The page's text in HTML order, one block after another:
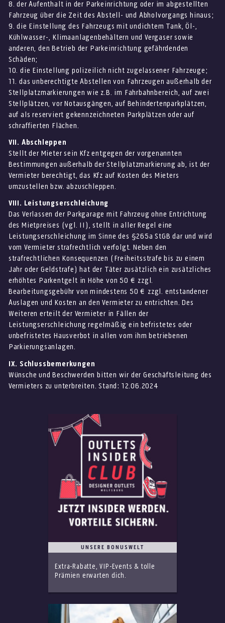
8. der Aufenthalt in der Parkeinrichtung oder im abgestellten
Fahrzeug über die Zeit des Abstell- und Abholvorgangs hinaus;
9. die Einstellung des Fahrzeugs mit undichtem Tank, Öl-,
Kühlwasser-, Klimaanlagenbehältern und Vergaser sowie
anderen, den Betrieb der Parkeinrichtung gefährdenden
Schäden;
10. die Einstellung polizeilich nicht zugelassener Fahrzeuge;
11. das unberechtigte Abstellen von Fahrzeugen außerhalb der
Stellplatzmarkierungen wie z.B. im Fahrbahnbereich, auf zwei
Stellplätzen, vor Notausgängen, auf Behindertenparkplätzen,
auf als reserviert gekennzeichneten Parkplätzen oder auf
schraffierten Flächen.
VII. Abschleppen
Stellt der Mieter sein Kfz entgegen der vorgenannten
Bestimmungen außerhalb der Stellplatzmarkierung ab, ist der
Vermieter berechtigt, das Kfz auf Kosten des Mieters
umzustellen bzw. abzuschleppen.
VIII. Leistungserschleichung
Das Verlassen der Parkgarage mit Fahrzeug ohne Entrichtung
des Mietpreises (vgl. II), stellt in aller Regel eine
Leistungserschleichung im Sinne des §265a StGB dar und wird
vom Vermieter strafrechtlich verfolgt. Neben den
strafrechtlichen Konsequenzen (Freiheitsstrafe bis zu einem
Jahr oder Geldstrafe) hat der Täter zusätzlich ein zusätzliches
erhöhtes Parkentgelt in Höhe von 50 € zzgl.
Bearbeitungsgebühr von mindestens 50 € zzgl. entstandener
Auslagen und Kosten an den Vermieter zu entrichten. Des
Weiteren erteilt der Vermieter in Fällen der
Leistungserschleichung regelmäßig ein befristetes oder
unbefristetes Hausverbot in allen vom ihm betriebenen
Parkierungsanlagen.
IX. Schlussbemerkungen
Wünsche und Beschwerden bitten wir der Geschäftsleitung des
Vermieters zu unterbreiten. Stand: 12.06.2024
UNSERE BONUSWELT
Extra-Rabatte, VIP-Events & tolle
Prämien erwarten dich.